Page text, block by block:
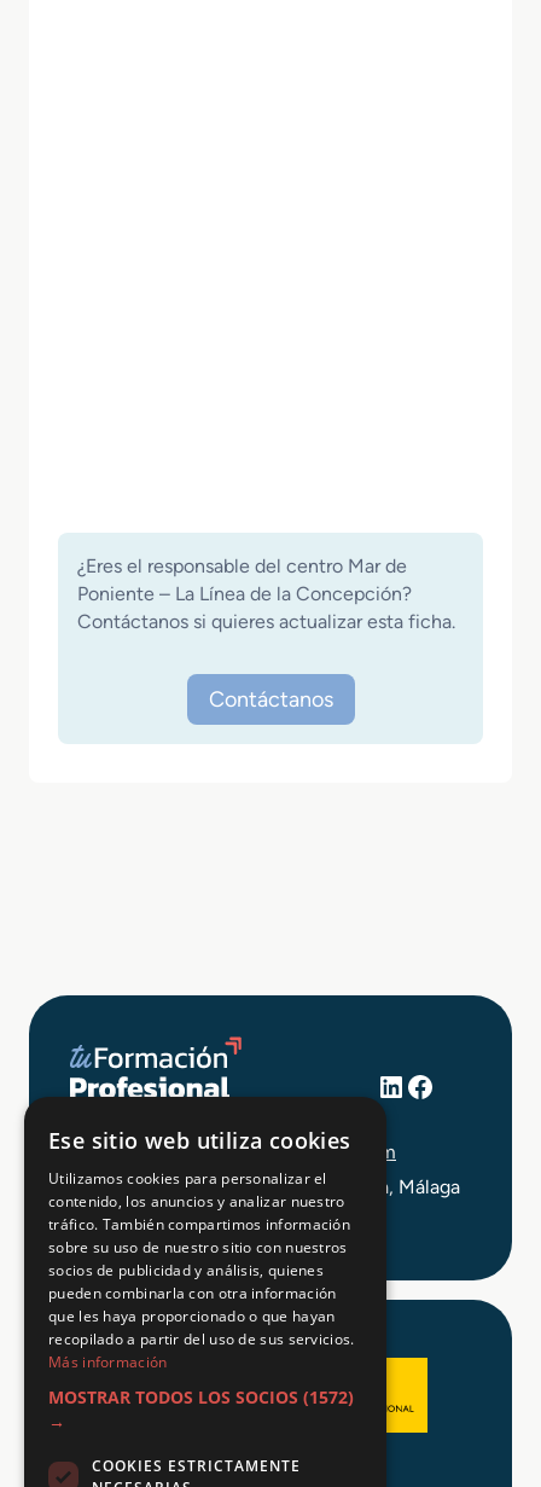
¿Eres el responsable del centro Mar de
Poniente – La Línea de la Concepción?
Contáctanos si quieres actualizar esta ficha.
Contáctanos
LinkedIn
Facebook
info@tuformacionprofesional.com
C/ Alameda Principal 21, 2ª Planta, Málaga
Aviso legal
Ese sitio web utiliza cookies
Utilizamos cookies para personalizar el
contenido, los anuncios y analizar nuestro
tráfico. También compartimos información
sobre su uso de nuestro sitio con nuestros
socios de publicidad y análisis, quienes
pueden combinarla con otra información
que les haya proporcionado o que hayan
recopilado a partir del uso de sus servicios.
Más información
MOSTRAR TODOS LOS SOCIOS (1572)
→
COOKIES ESTRICTAMENTE